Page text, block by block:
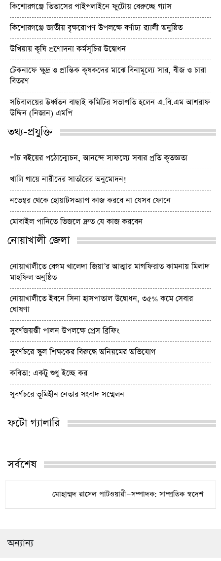
কিশোরগঞ্জে তিতাসের পাইপলাইনে ফুটোয় বেরুচ্ছে গ্যাস
কিশোরগঞ্জে জাতীয় বৃক্ষরোপণ উপলক্ষে বর্ণাঢ্য র‌্যালী অনুষ্ঠিত
উখিয়ায় কৃষি প্রণোদনা কর্মসূচির উদ্বোধন
টেকনাফে ক্ষুদ্র ও প্রান্তিক কৃষকদের মাঝে বিনামূল্যে সার, বীজ ও চারা
বিতরণ
সচিবালয়ের উর্ধ্বতন বাছাই কমিটির সভাপতি হলেন এ.বি.এম আশরাফ
উদ্দিন (নিজান) এমপি
তথ্য-প্রযুক্তি
পাঁচ বইয়ের পঠোন্মোচন, আনন্দে সাফল্যে সবার প্রতি কৃতজ্ঞতা
খালি গায়ে নারীদের সাতাঁরের অনুমোদন!
নভেম্বর থেকে হোয়াটসঅ্যাপ কাজ করবে না যেসব ফোনে
মোবাইল পানিতে ভিজলে দ্রুত যে কাজ করবেন
নোয়াখালী জেলা
নোয়াখালীতে বেগম খালেদা জিয়া’র আত্মার মাগফিরাত কামনায় মিলাদ
মাহফিল অনুষ্ঠিত
নোয়াখালীতে ইবনে সিনা হাসপাতাল উদ্বোধন, ৩৫% কমে সেবার
ঘোষণা
সুবর্ণজয়ন্তী পালন উপলক্ষে প্রেস ব্রিফিং
সুবর্ণচরে স্কুল শিক্ষকের বিরুদ্ধে অনিয়মের অভিযোগ
কবিতা: একটু শুধু ইচ্ছে কর
সুবর্ণচরে ভূমিহীন নেতার সংবাদ সম্মেলন
ফটো গ্যালারি
সর্বশেষ
মোহাম্মদ রাসেল পাটওয়ারী—সম্পাদক: সাম্প্রতিক স্বদেশ
অন্যান্য